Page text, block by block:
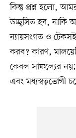
কিন্তু প্রশ্ন হলো,
উচ্ছ্বসিত হব, নাকি
ন্যায়সংগত ও
করব? কারণ,
কেবল সাফল্যের
এবং মধ্যস্বত্বভোগী